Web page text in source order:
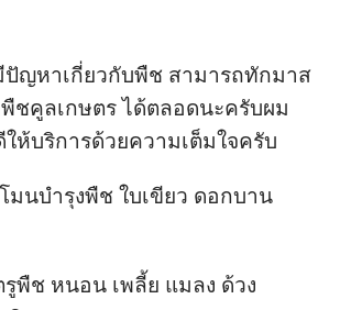
ญหาเกี่ยวกับพืช สามารถทักมาส
ชคูลเกษตร ได้ตลอดนะครับผม
ห้บริการด้วยความเต็มใจครับ
มนบำรุงพืช ใบเขียว ดอกบาน
พืช หนอน เพลี้ย แมลง ด้วง